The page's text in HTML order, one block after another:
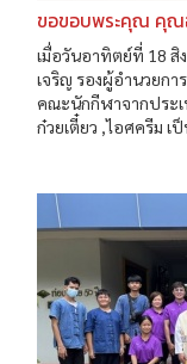
ขอขอบพระคุณ คุณ
เมื่อวันอาทิตย์ที่ 18
เจริญ รองผู้อำนวยก
คณะนักกีฬาจากประ
ก๋วยเตี๋ยว ,ไอศครีม เ